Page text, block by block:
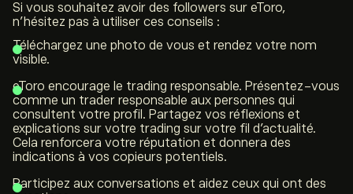
Si vous souhaitez avoir des followers sur eToro,
n’hésitez pas à utiliser ces conseils :
Téléchargez une photo de vous et rendez votre nom
visible.
eToro encourage le trading responsable. Présentez-vous
comme un trader responsable aux personnes qui
consultent votre profil. Partagez vos réflexions et
explications sur votre trading sur votre fil d’actualité.
Cela renforcera votre réputation et donnera des
indications à vos copieurs potentiels.
Participez aux conversations et aidez ceux qui ont des